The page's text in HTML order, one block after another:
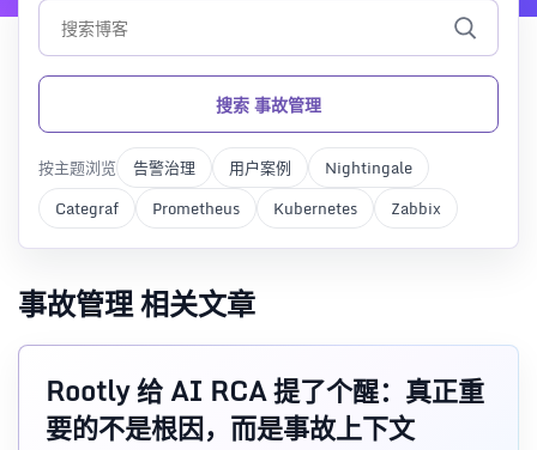
搜索 事故管理
按主题浏览 告警治理 用户案例
Nightingale
Categraf
Prometheus Kubernetes Zabbix
事故管理 相关文章
Rootly 给 AI RCA 提了个醒：真正重
要的不是根因，而是事故上下文